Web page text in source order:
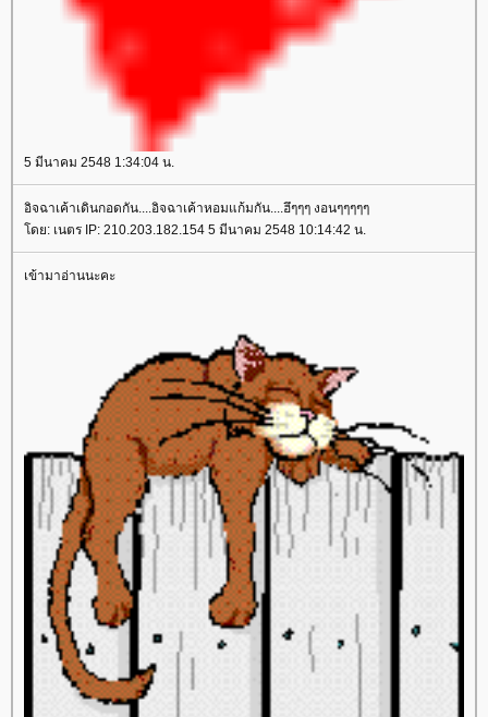
5 มีนาคม 2548 1:34:04 น.
อิจฉาเค้าเดินกอดกัน....อิจฉาเค้าหอมแก้มกัน....ฮึๆๆๆ งอนๆๆๆๆๆ
ดย: เนตร IP: 210.203.182.154 5 มีนาคม 2548 10:14:42 น.
เข้ามาอ่านนะคะ